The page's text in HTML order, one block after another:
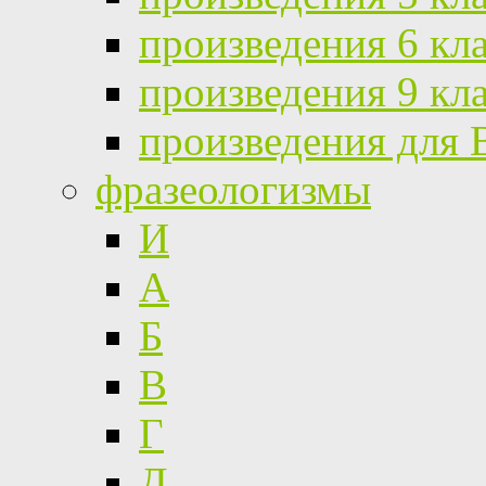
произведения 6
произведения 9
произведения
фразеологизмы
И
А
Б
В
Г